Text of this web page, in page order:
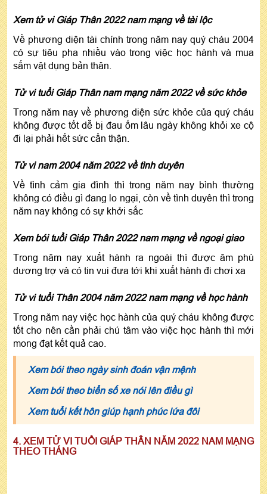
Xem tử vi Giáp Thân 2022 nam mạng về tài lộc
Về phương diện tài chính trong năm nay quý cháu 2004
có sự tiêu pha nhiều vào trong việc học hành và mua
sắm vật dụng bản thân.
Tử vi tuổi Giáp Thân nam mạng năm 2022 về sức khỏe
Trong năm nay về phương diện sức khỏe của quý cháu
không được tốt dễ bị đau ốm lâu ngày không khỏi xe cộ
đi lại phải hết sức cẩn thận.
Tử vi nam 2004 năm 2022 về tình duyên
Về tình cảm gia đình thì trong năm nay bình thường
không có điều gì đang lo ngại, còn về tình duyên thì trong
năm nay không có sự khởi sắc
Xem bói tuổi Giáp Thân 2022 nam mạng về ngoại giao
Trong năm nay xuất hành ra ngoài thì được âm phù
dương trợ và có tin vui đưa tới khi xuất hành đi chơi xa
Tử vi tuổi Thân 2004 năm 2022 nam mạng về học hành
Trong năm nay việc học hành của quý cháu không được
tốt cho nên cần phải chú tâm vào việc học hành thì mới
mong đạt kết quả cao.
Xem bói theo ngày sinh đoán vận mệnh
Xem bói theo biển số xe nói lên điều gì
Xem tuổi kết hôn giúp hạnh phúc lứa đôi
4. XEM TỬ VI TUỔI GIÁP THÂN NĂM 2022 NAM MẠNG
THEO THÁNG